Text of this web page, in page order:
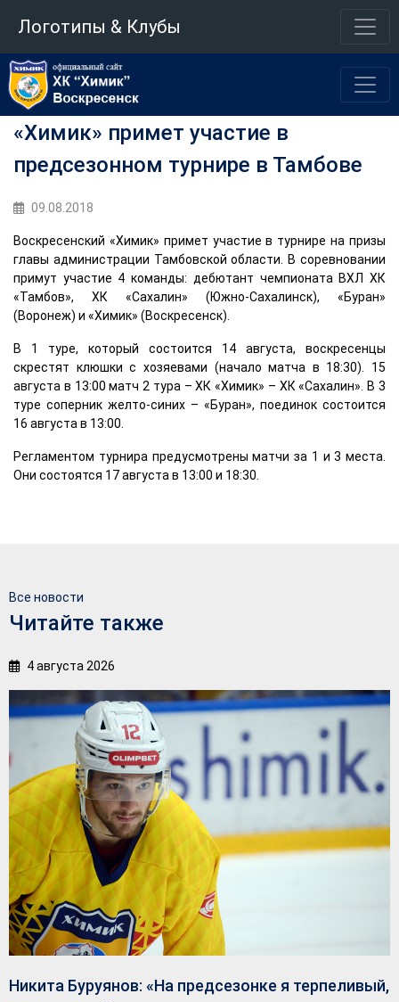
Логотипы & Клубы
«Химик» примет участие в
предсезонном турнире в Тамбове
09.08.2018
Воскресенский «Химик» примет участие в турнире на призы
главы администрации Тамбовской области. В соревновании
примут участие 4 команды: дебютант чемпионата ВХЛ ХК
«Тамбов», ХК «Сахалин» (Южно-Сахалинск), «Буран»
(Воронеж) и «Химик» (Воскресенск).
В 1 туре, который состоится 14 августа, воскресенцы
скрестят клюшки с хозяевами (начало матча в 18:30). 15
августа в 13:00 матч 2 тура – ХК «Химик» – ХК «Сахалин». В 3
туре соперник желто-синих – «Буран», поединок состоится
16 августа в 13:00.
Регламентом турнира предусмотрены матчи за 1 и 3 места.
Они состоятся 17 августа в 13:00 и 18:30.
Все новости
Читайте также
4 августа 2026
Никита Буруянов: «На предсезонке я терпеливый,